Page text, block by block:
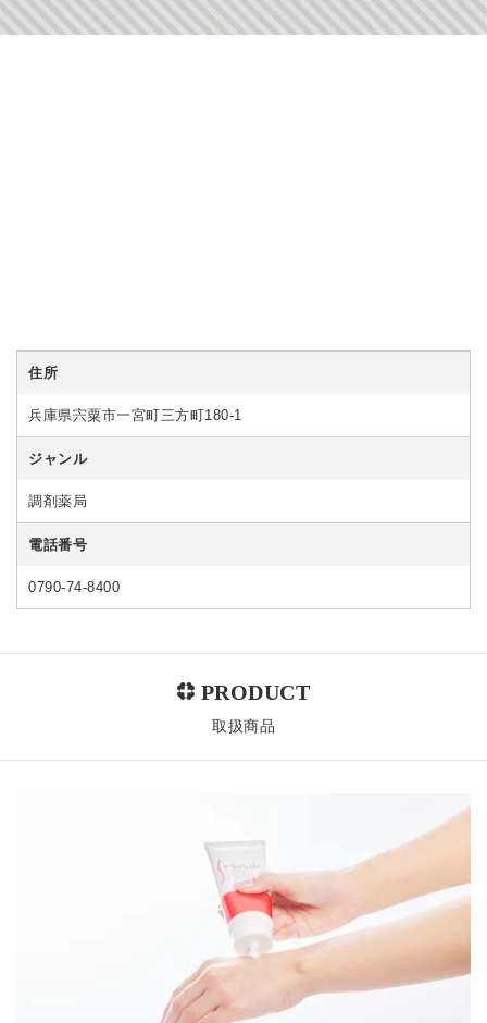
住所
兵庫県宍粟市一宮町三方町180-1
ジャンル
調剤薬局
電話番号
0790-74-8400
取扱商品